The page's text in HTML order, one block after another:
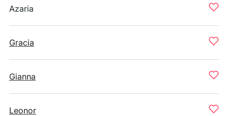
Azaria
Gracia
Gianna
Leonor